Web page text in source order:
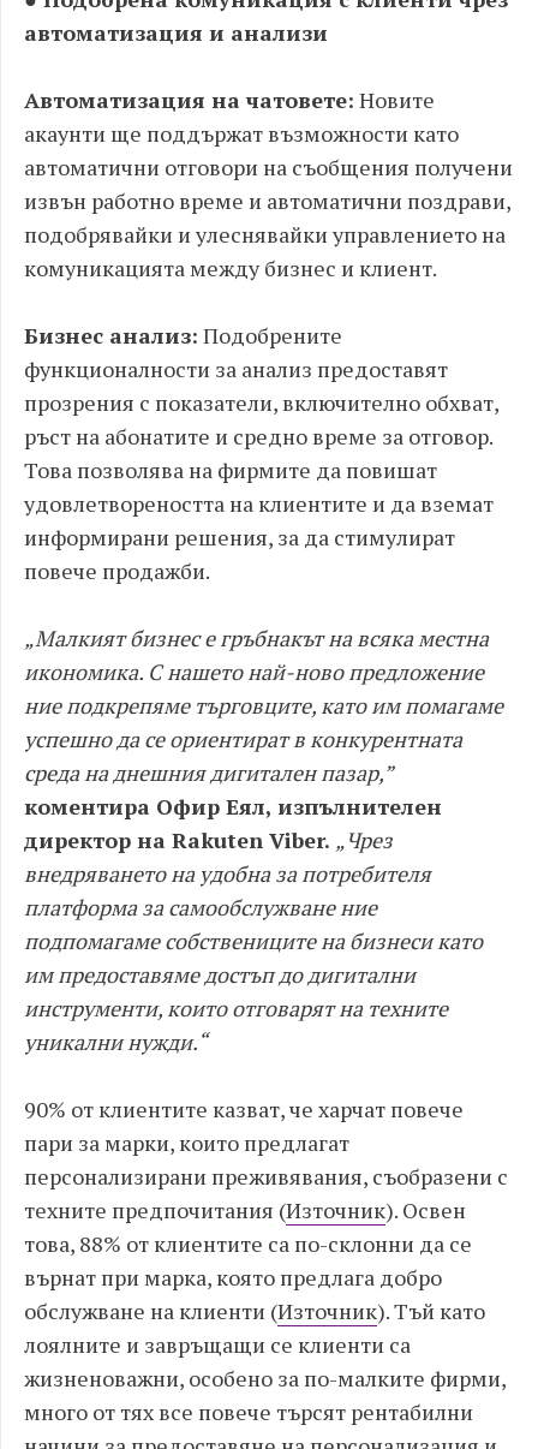
автоматизация и анализи
Автоматизация на чатовете: Новите
акаунти ще поддържат възможности като
автоматични отговори на съобщения получени
извън работно време и автоматични поздрави,
подобрявайки и улеснявайки управлението на
комуникацията между бизнес и клиент.
Бизнес анализ: Подобрените
функционалности за анализ предоставят
прозрения с показатели, включително обхват,
ръст на абонатите и средно време за отговор.
Това позволява на фирмите да повишат
удовлетвореността на клиентите и да вземат
информирани решения, за да стимулират
повече продажби.
„Малкият бизнес е гръбнакът на всяка местна
икономика. С нашето най-ново предложение
ние подкрепяме търговците, като им помагаме
успешно да се ориентират в конкурентната
среда на днешния дигитален пазар,”
коментира Офир Еял, изпълнителен
директор на Rakuten Viber. „Чрез
внедряването на удобна за потребителя
платформа за самообслужване ние
подпомагаме собствениците на бизнеси като
им предоставяме достъп до дигитални
инструменти, които отговарят на техните
уникални нужди.“
90% от клиентите казват, че харчат повече
пари за марки, които предлагат
персонализирани преживявания, съобразени с
техните предпочитания (Източник). Освен
това, 88% от клиентите са по-склонни да се
върнат при марка, която предлага добро
обслужване на клиенти (Източник). Тъй като
лоялните и завръщащи се клиенти са
жизненоважни, особено за по-малките фирми,
много от тях все повече търсят рентабилни